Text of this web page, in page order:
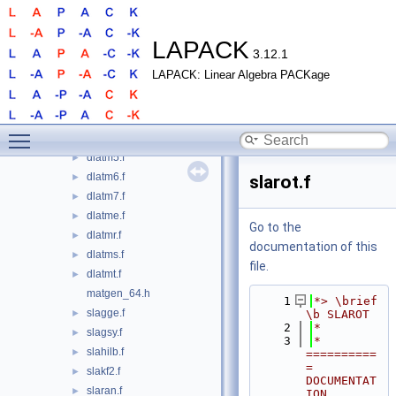
LAPACK 3.12.1
LAPACK: Linear Algebra PACKage
dlarnd.f
dlaror.f
► dlarot.f
► dlatm1.f
dlatm2.f
► dlatm5.f
► dlatm6.f
► dlatm7.f
► dlatme.f
► dlatmr.f
► dlatms.f
►
dlatmt.f
matgen_64.h
► slagge.f
► slagsy.f
► slahilb.f
► slakf2.f
► slaran.f
slarot.f
Go to the
documentation of this
file.
    1
*> \brief
\b SLAROT
    2
*
    3
*
==========
=
DOCUMENTAT